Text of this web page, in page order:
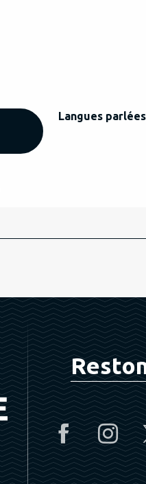
Langues parlées
Langues parlées